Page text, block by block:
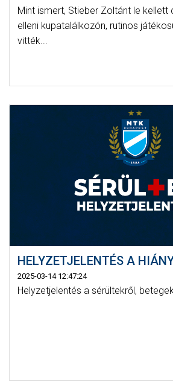
Mint ismert, Stieber Zoltánt le kellett
elleni kupatalálkozón, rutinos
vitték...
HELYZETJELENTÉS A
2025-03-14 12:47:24
Helyzetjelentés a sérültekről,